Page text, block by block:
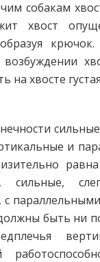
собакам
хвост
образуя
возбуждении
на хвосте
и
сильные,
с
быть ни